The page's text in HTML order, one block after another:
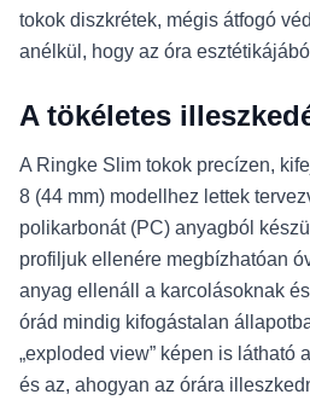
tokok diszkrétek, mégis átfogó
anélkül, hogy az óra
A tökéletes
A Ringke Slim tokok precízen,
8 (44 mm) modellhez lettek
polikarbonát (PC) anyagból
profiljuk ellenére megbízhatóan
anyag ellenáll a karcolásoknak
órád mindig kifogástalan
„exploded view” képen is látható
és az, ahogyan az órára